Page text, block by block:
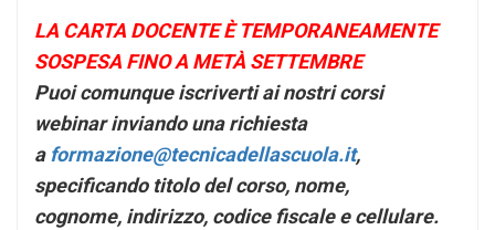
LA CARTA DOCENTE È TEMPORANEAMENTE
SOSPESA FINO A METÀ SETTEMBRE
Puoi comunque iscriverti ai nostri corsi
webinar inviando una richiesta
a formazione@tecnicadellascuola.it,
specificando titolo del corso, nome,
cognome, indirizzo, codice fiscale e cellulare.